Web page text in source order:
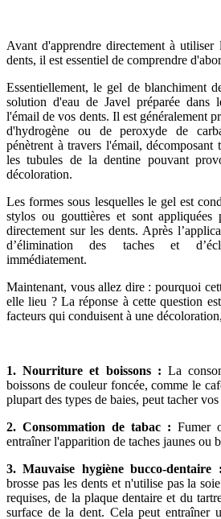
Avant d'apprendre directement à
dents, il est essentiel de comprendre
Essentiellement, le gel de blanchiment
solution d'eau de Javel préparée dans
l'émail de vos dents. Il est généralement
d'hydrogène ou de peroxyde de
pénètrent à travers l'émail, décomposant
les tubules de la dentine pouvant
décoloration.
Les formes sous lesquelles le gel est
stylos ou gouttières et sont
directement sur les dents. Après
d’élimination des taches et
immédiatement.
Maintenant, vous allez dire : pourquoi
elle lieu ? La réponse à cette question
facteurs qui conduisent à une
1. Nourriture et boissons : La
boissons de couleur foncée, comme le
plupart des types de baies, peut tacher
2. Consommation de tabac : Fumer
entraîner l'apparition de taches jaunes ou
3. Mauvaise hygiène bucco-dentaire
brosse pas les dents et n'utilise pas la
requises, de la plaque dentaire et du
surface de la dent. Cela peut entraîner